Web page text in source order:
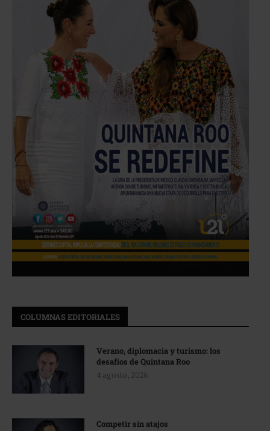
COLUMNAS EDITORIALES
Verano, diplomacia y turismo: los
desafíos de Quintana Roo
4 agosto, 2026
Competir sin atajos